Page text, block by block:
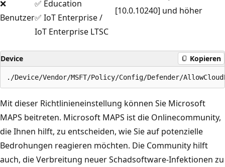
❌
Benutzer
✅ Education
✅ IoT Enterprise /
IoT Enterprise LTSC
[10.0.10240] und höher
Device Kopieren
Mit dieser Richtlinieneinstellung können Sie Microsoft
MAPS beitreten. Microsoft MAPS ist die Onlinecommunity,
die Ihnen hilft, zu entscheiden, wie Sie auf potenzielle
Bedrohungen reagieren möchten. Die Community hilft
auch, die Verbreitung neuer Schadsoftware-Infektionen zu